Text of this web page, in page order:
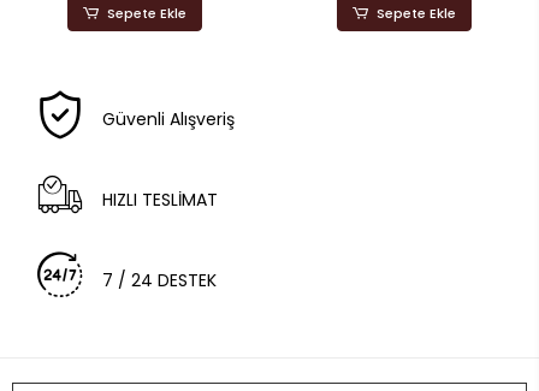
Sepete Ekle Sepete Ekle
Güvenli Alışveriş
HIZLI TESLİMAT
7 / 24 DESTEK